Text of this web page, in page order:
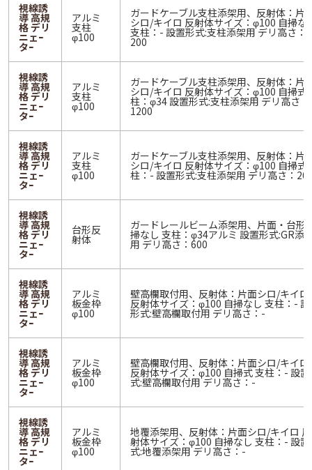
視線誘
導 高規
格 デリ
ニェｰ
タｰ
アルミ
支柱
φ100
ガードケーブル支柱添架用、反射体：片
シロ/キイロ 反射体サイズ：φ100 自掃な
支柱：- 設置形式:支柱添架用 デリ高さ：
200
視線誘
導 高規
格 デリ
ニェｰ
タｰ
アルミ
支柱
φ100
ガードケーブル支柱添架用、反射体：片
シロ/キイロ 反射体サイズ：φ100 自掃式
柱：φ34 設置形式:支柱添架用 デリ高さ：
1200
視線誘
導 高規
格 デリ
ニェｰ
タｰ
アルミ
支柱
φ100
ガードケーブル支柱添架用、反射体：片
シロ/キイロ 反射体サイズ：φ100 自掃式
柱：- 設置形式:支柱添架用 デリ高さ：
視線誘
導 高規
格 デリ
ニェｰ
タｰ
台形反
射体
ガードレールビーム添架用、片面・台形
掃なし 支柱：φ34アルミ 設置形式:GR添
用 デリ高さ：600
視線誘
導 高規
格 デリ
ニェｰ
タｰ
アルミ
板金枠
φ100
壁高欄取付用、反射体：片面シロ/キイロ
反射体サイズ：φ100 自掃なし 支柱：-
形式:壁高欄取付用 デリ高さ：-
視線誘
導 高規
格 デリ
ニェｰ
タｰ
アルミ
板金枠
φ100
壁高欄取付用、反射体：片面シロ/キイロ
反射体サイズ：φ100 自掃式 支柱：- 設
式:壁高欄取付用 デリ高さ：-
視線誘
導 高規
格 デリ
ニェｰ
タｰ
アルミ
板金枠
φ100
地覆添架用、反射体：片面シロ/キイロ 反
射体サイズ：φ100 自掃なし 支柱：- 設
式:地覆添架用 デリ高さ：-